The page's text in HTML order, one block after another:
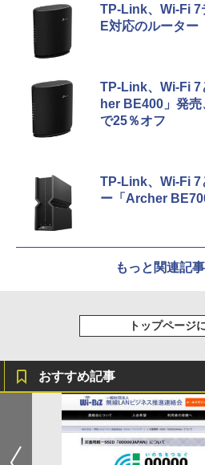
TP-Link、Wi-Fi 7
E対応のルータ
TP-Link、Wi-Fi
her BE400」発
で25％オフ
TP-Link、Wi-Fi 7
ー「Archer
もっと関連記
トップページ
おすすめ記事